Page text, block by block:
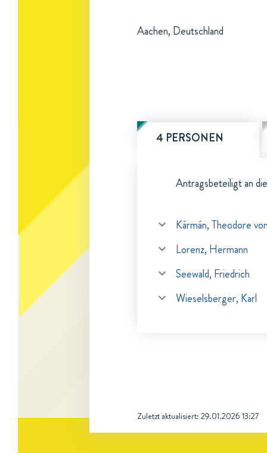
Aachen, Deutschland
4 PERSONEN
Antragsbeteiligt an
Kármán, Theodore
Lorenz, Hermann
Seewald, Friedrich
Wieselsberger, Karl
Zuletzt aktualisiert: 29.01.2026 13:27